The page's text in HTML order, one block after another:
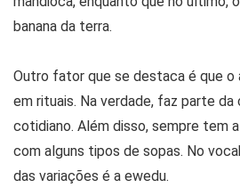
banana da terra.
Outro fator que se destaca é que o
em rituais. Na verdade, faz parte da
cotidiano. Além disso, sempre tem
com alguns tipos de sopas. No
das variações é a ewedu.